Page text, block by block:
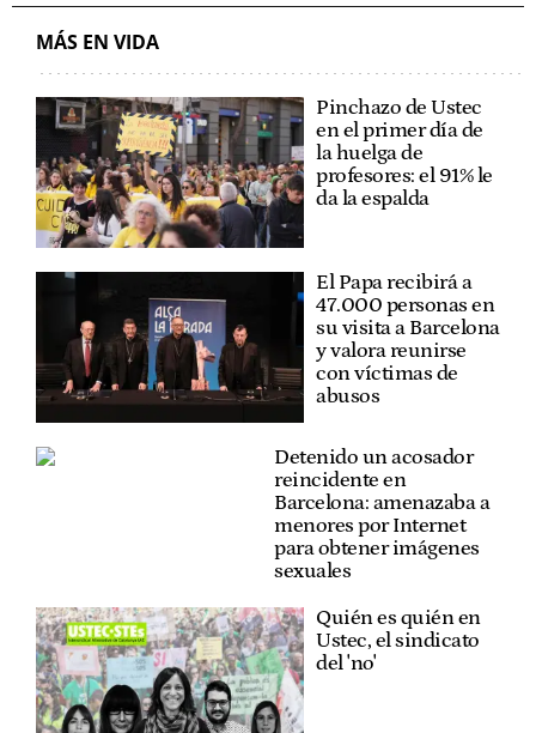
MÁS EN VIDA
Pinchazo de Ustec
en el primer día de
la huelga de
profesores: el 91% le
da la espalda
El Papa recibirá a
47.000 personas en
su visita a Barcelona
y valora reunirse
con víctimas de
abusos
Detenido un acosador
reincidente en
Barcelona: amenazaba a
menores por Internet
para obtener imágenes
sexuales
Quién es quién en
Ustec, el sindicato
del 'no'